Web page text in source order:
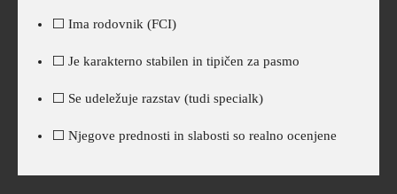
⬜ Ima rodovnik (FCI)
⬜ Je karakterno stabilen in tipičen za pasmo
⬜ Se udeležuje razstav (tudi specialk)
⬜ Njegove prednosti in slabosti so realno ocenjene